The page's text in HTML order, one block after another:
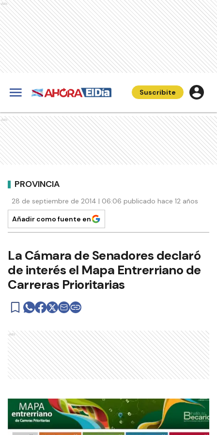
Ads
Suscribite
Ads
PROVINCIA
28 de septiembre de 2014 | 06:06 publicado hace 12 años
Añadir como fuente en
La Cámara de Senadores declaró
de interés el Mapa Entrerriano de
Carreras Prioritarias
Ads